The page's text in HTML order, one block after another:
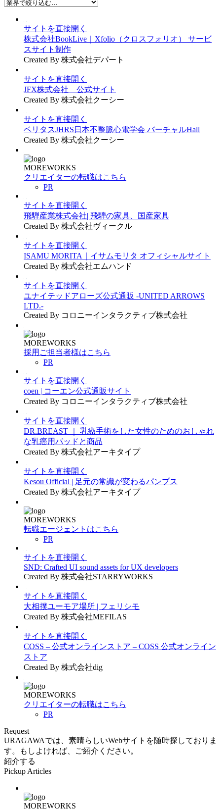
サイトを直接開く
株式会社BookLive｜Xfolio（クロスフォリオ） サービ
スサイト制作
Created By 株式会社デパート
サイトを直接開く
JFX株式会社 公式サイト
Created By 株式会社クーシー
サイトを直接開く
ベリタスJHRS日本不整脈心電学会 バーチャルHall
Created By 株式会社クーシー
MOREWORKS
クリエイターの転職はこちら
PR
サイトを直接開く
飛騨産業株式会社| 飛騨の家具、国産家具
Created By 株式会社ヴィークル
サイトを直接開く
ISAMU MORITA｜イサムモリタ オフィシャルサイト
Created By 株式会社エムハンド
サイトを直接開く
ユナイテッドアローズ公式通販 -UNITED ARROWS
LTD.-
Created By コロニーインタラクティブ株式会社
MOREWORKS
採用ご担当者様はこちら
PR
サイトを直接開く
coen | コーエン公式通販サイト
Created By コロニーインタラクティブ株式会社
サイトを直接開く
DR.BREAST ｜ 乳癌手術をした女性のためのおしゃれ
な乳癌用パッドと商品
Created By 株式会社アーキタイプ
サイトを直接開く
Kesou Official | 足元の常識が変わるパンプス
Created By 株式会社アーキタイプ
MOREWORKS
転職エージェントはこちら
PR
サイトを直接開く
SND: Crafted UI sound assets for UX developers
Created By 株式会社STARRYWORKS
サイトを直接開く
大相撲ユーモア場所 | フェリシモ
Created By 株式会社MEFILAS
サイトを直接開く
COSS – 公式オンラインストア – COSS 公式オンライン
ストア
Created By 株式会社dig
MOREWORKS
クリエイターの転職はこちら
PR
Request
URAGAWAでは、素晴らしいWebサイトを随時探しておりま
す。もしよければ、ご紹介ください。
紹介する
Pickup Articles
MOREWORKS